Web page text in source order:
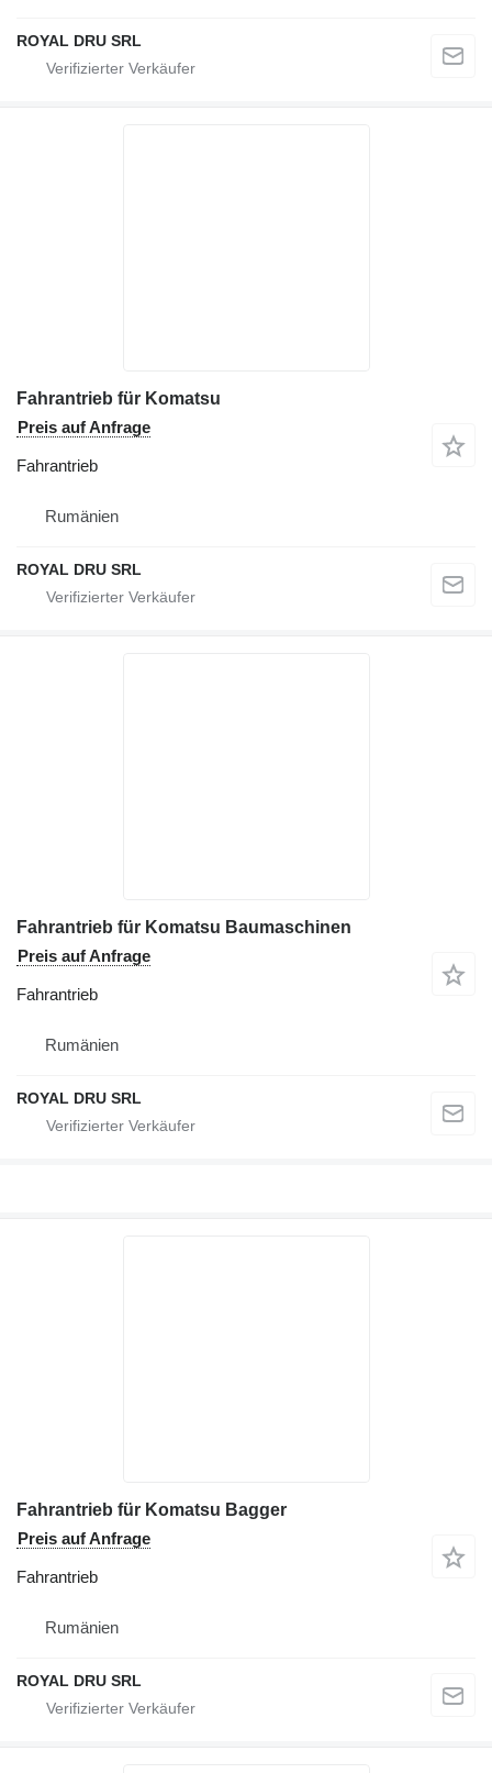
ROYAL DRU SRL
Fahrantrieb für Komatsu
Preis auf Anfrage
Fahrantrieb
Rumänien
ROYAL DRU SRL
Fahrantrieb für Komatsu Baumaschinen
Preis auf Anfrage
Fahrantrieb
Rumänien
ROYAL DRU SRL
Fahrantrieb für Komatsu Bagger
Preis auf Anfrage
Fahrantrieb
Rumänien
ROYAL DRU SRL